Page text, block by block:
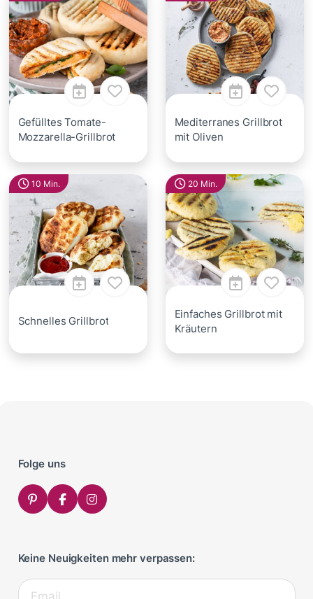
Gefülltes Tomate-
Mozzarella-Grillbrot
Mediterranes Grillbrot
mit Oliven
10 Min.
Schnelles Grillbrot
20 Min.
Einfaches Grillbrot mit
Kräutern
Folge uns
Keine Neuigkeiten mehr verpassen: